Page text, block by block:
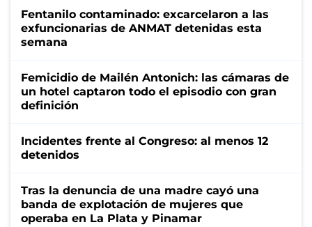
Fentanilo contaminado: excarcelaron a las
exfuncionarias de ANMAT detenidas esta
semana
Femicidio de Mailén Antonich: las cámaras de
un hotel captaron todo el episodio con gran
definición
Incidentes frente al Congreso: al menos 12
detenidos
Tras la denuncia de una madre cayó una
banda de explotación de mujeres que
operaba en La Plata y Pinamar